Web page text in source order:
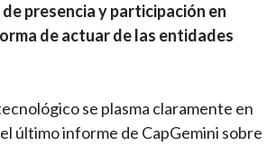
presencia y participación en
de actuar de las entidades
se plasma claramente en
último informe de CapGemini sobre